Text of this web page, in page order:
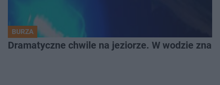
BURZA
Dramatyczne chwile na jeziorze. W wodzie